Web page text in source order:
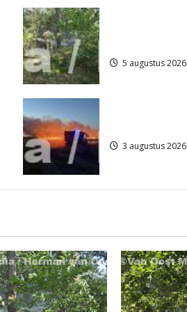
5 augustus 2026
3 augustus 2026